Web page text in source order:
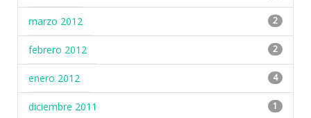
marzo 2012 2
febrero 2012 2
enero 2012 4
diciembre 2011 1